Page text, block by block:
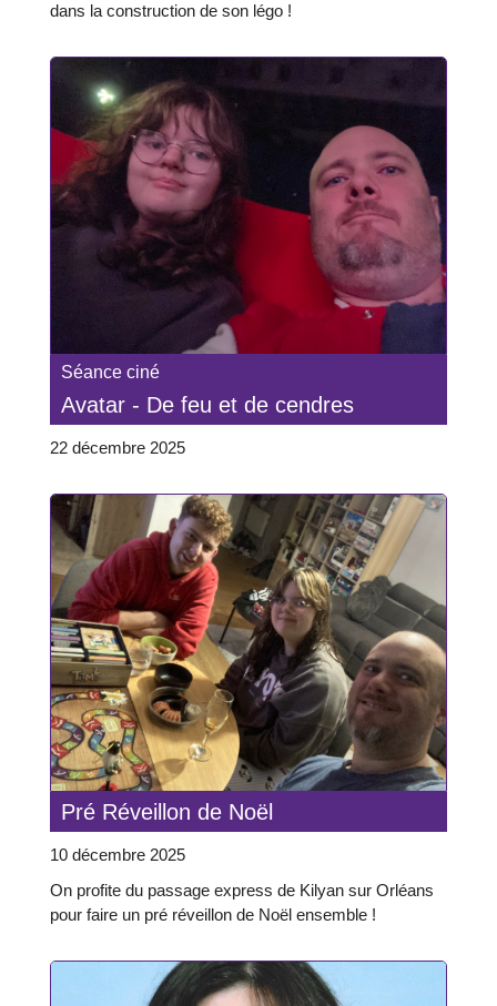
dans la construction de son légo !
Séance ciné
Avatar - De feu et de cendres
22 décembre 2025
Pré Réveillon de Noël
10 décembre 2025
On profite du passage express de Kilyan sur Orléans
pour faire un pré réveillon de Noël ensemble !